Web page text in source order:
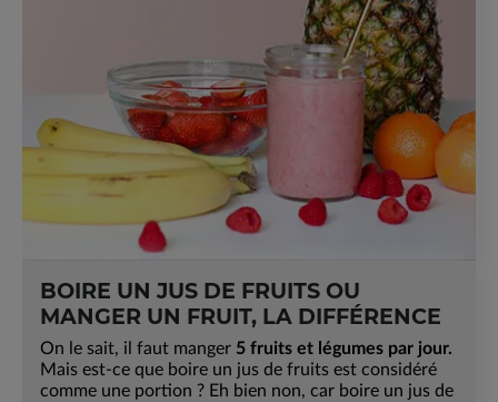
BOIRE UN JUS DE FRUITS OU
MANGER UN FRUIT, LA DIFFÉRENCE
On le sait, il faut manger 5 fruits et légumes par jour.
Mais est-ce que boire un jus de fruits est considéré
comme une portion ? Eh bien non, car boire un jus de